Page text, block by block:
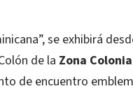
se exhibirá
de la Zona
de encuentro